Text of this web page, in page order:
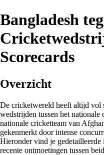
Bangladesh
Scorecards
Overzicht
De cricketwereld heeft altijd vol
wedstrijden tussen het nationale
nationale cricketteam van
gekenmerkt door intense
Hieronder vind je gedetailleerde
recente ontmoetingen tussen